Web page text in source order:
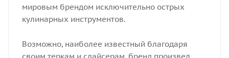
мировым брендом исключительно острых
кулинарных инструментов.
Возможно, наиболее известный благодаря